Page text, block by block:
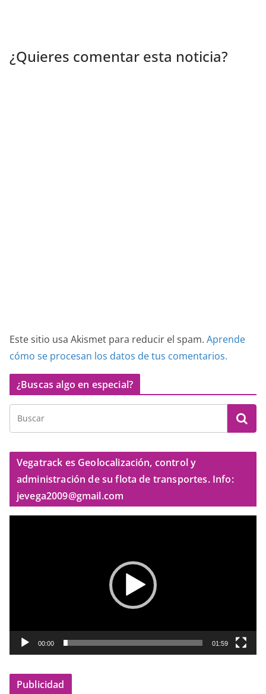
¿Quieres comentar esta noticia?
Este sitio usa Akismet para reducir el spam. Aprende
cómo se procesan los datos de tus comentarios.
¿Buscas algo en especial?
Vegatrack es Geolocalización, control y
administración de su flota de transportes. Info:
jevega2009@gmail.com
o
00:00 01:59
Publicidad